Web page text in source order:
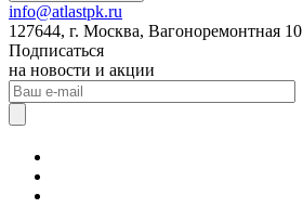
info@atlastpk.ru
127644, г. Москва, Вагоноремонтная 10
Подписаться
на новости и акции